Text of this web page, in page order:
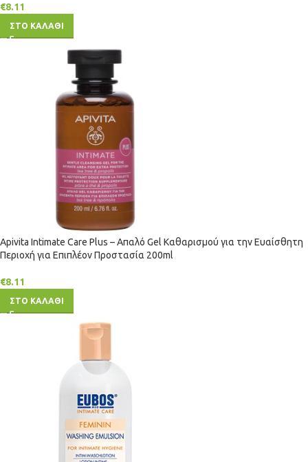
€8.11
ΣΤΟ ΚΑΛΑΘΙ
Apivita Intimate Care Plus – Απαλό Gel Καθαρισμού για την Ευαίσθητη
Περιοχή για Επιπλέον Προστασία 200ml
€8.11
ΣΤΟ ΚΑΛΑΘΙ